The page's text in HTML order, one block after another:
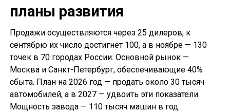
планы развития
Продажи осуществляются через 25 дилеров, к
сентябрю их число достигнет 100, а в ноябре — 130
точек в 70 городах России. Основной рынок —
Москва и Санкт-Петербург, обеспечивающие 40%
сбыта. План на 2026 год — продать около 30 тысяч
автомобилей, а в 2027 — удвоить эти показатели.
Мощность завода — 110 тысяч машин в год.